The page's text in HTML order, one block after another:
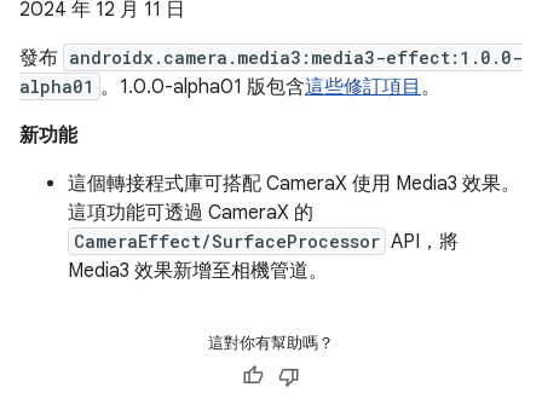
2024 年 12 月 11 日
發布 androidx.camera.media3:media3-effect:1.0.0-
alpha01 。1.0.0-alpha01 版包含這些修訂項目 。
新功能
這個轉接程式庫可搭配 CameraX 使用 Media3 效果。
這項功能可透過 CameraX 的
CameraEffect/SurfaceProcessor API，將
Media3 效果新增至相機管道。
這對你有幫助嗎？